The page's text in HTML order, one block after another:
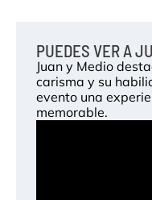
PUEDES VER A
Juan y Medio
carisma y su
evento una
memorable.